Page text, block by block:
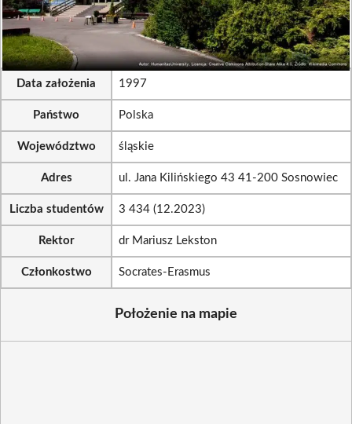
Data założenia 1997
Państwo Polska
Województwo śląskie
Adres ul. Jana Kilińskiego 43 41-200 Sosnowiec
Liczba studentów 3 434 (12.2023)
Rektor dr Mariusz Lekston
Członkostwo Socrates-Erasmus
Położenie na mapie